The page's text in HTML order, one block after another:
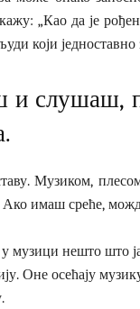
„Као да је
који
и слушаш,
Музиком,
имаш среће,
у музици нешто што
Оне осећају